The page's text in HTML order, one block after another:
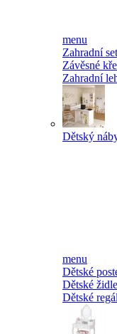
menu
Zahradní
Závěsné
Zahradní
Dětský
menu
Dětské
Dětské židle
Dětské